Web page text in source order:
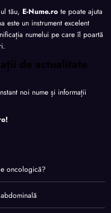
tău, E-Nume.ro te poate ajuta
este un instrument excelent
numelui pe care îl poartă
de actualitate
noi nume și informații
!
oncologică?